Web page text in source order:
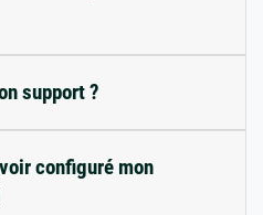
support ?
configuré mon